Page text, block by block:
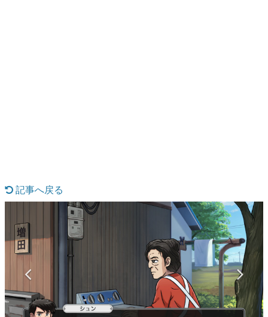
マンガ
女性向け
アプリレビュー
電ファミニコゲーマーとは？
記事へ戻る